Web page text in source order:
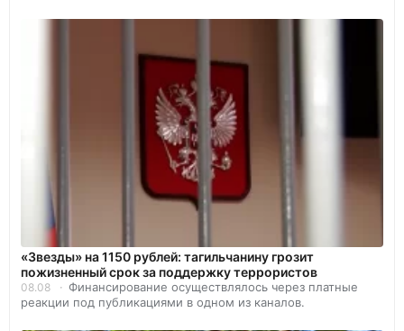
«Звезды» на 1150 рублей: тагильчанину грозит
пожизненный срок за поддержку террористов
08.08
Финансирование осуществлялось через платные
реакции под публикациями в одном из каналов.